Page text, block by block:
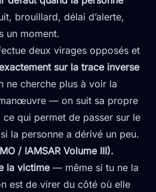
brouillard, délai d’alerte,
un moment.
deux virages opposés et
sur la trace inverse
ne cherche plus à voir la
— on suit sa propre
ce qui permet de passer sur le
la personne a dérivé un peu.
/ IAMSAR Volume III).
la victime— même si tu ne la
est de virer du côté où elle